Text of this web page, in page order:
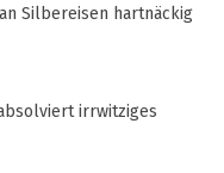
Silbereisen hartnäckig
irrwitziges